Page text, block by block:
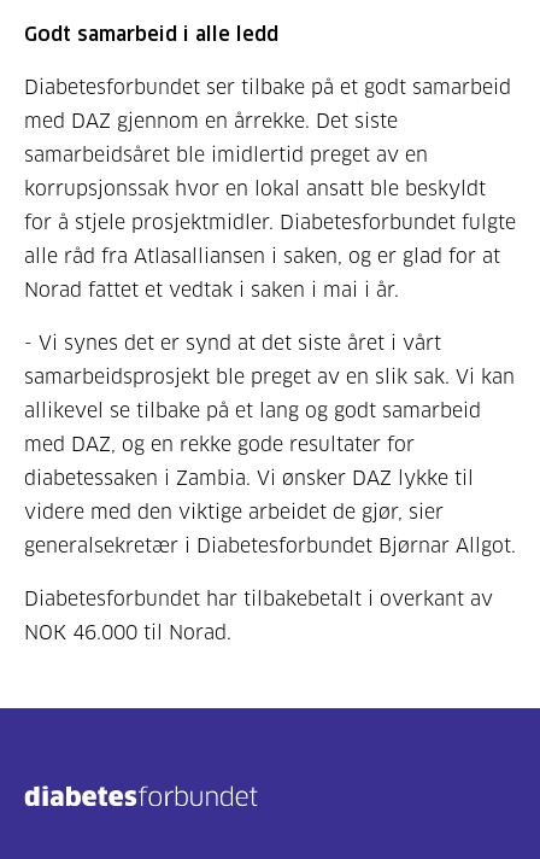
Godt samarbeid i alle ledd
Diabetesforbundet ser tilbake på et godt samarbeid
med DAZ gjennom en årrekke. Det siste
samarbeidsåret ble imidlertid preget av en
korrupsjonssak hvor en lokal ansatt ble beskyldt
for å stjele prosjektmidler. Diabetesforbundet fulgte
alle råd fra Atlasalliansen i saken, og er glad for at
Norad fattet et vedtak i saken i mai i år.
- Vi synes det er synd at det siste året i vårt
samarbeidsprosjekt ble preget av en slik sak. Vi kan
allikevel se tilbake på et lang og godt samarbeid
med DAZ, og en rekke gode resultater for
diabetessaken i Zambia. Vi ønsker DAZ lykke til
videre med den viktige arbeidet de gjør, sier
generalsekretær i Diabetesforbundet Bjørnar Allgot.
Diabetesforbundet har tilbakebetalt i overkant av
NOK 46.000 til Norad.